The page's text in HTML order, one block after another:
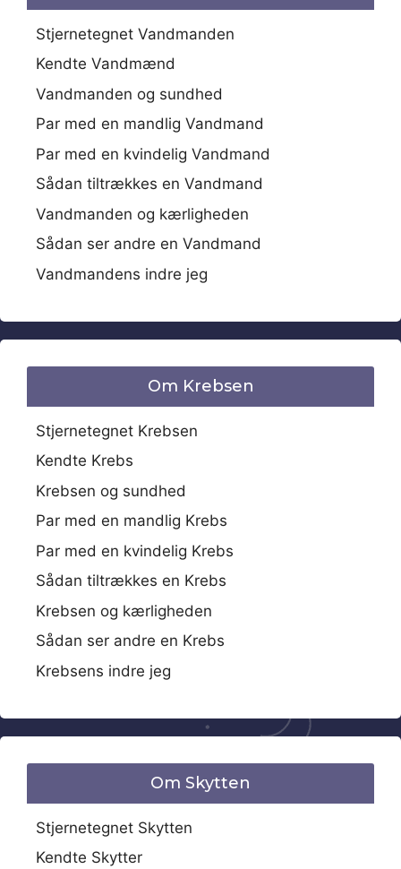
Stjernetegnet Vandmanden
Kendte Vandmænd
Vandmanden og sundhed
Par med en mandlig Vandmand
Par med en kvindelig Vandmand
Sådan tiltrækkes en Vandmand
Vandmanden og kærligheden
Sådan ser andre en Vandmand
Vandmandens indre jeg
Om Krebsen
Stjernetegnet Krebsen
Kendte Krebs
Krebsen og sundhed
Par med en mandlig Krebs
Par med en kvindelig Krebs
Sådan tiltrækkes en Krebs
Krebsen og kærligheden
Sådan ser andre en Krebs
Krebsens indre jeg
Om Skytten
Stjernetegnet Skytten
Kendte Skytter